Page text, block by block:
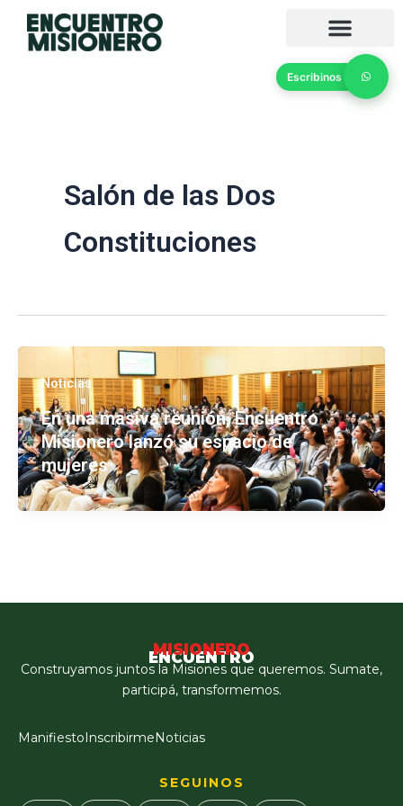
Salón de las Dos
Constituciones
Noticias
En una masiva reunión, Encuentro
Misionero lanzó su espacio de
mujeres
ENCUENTRO
MISIONERO
Construyamos juntos la Misiones que queremos. Sumate,
participá, transformemos.
ManifiestoInscribirmeNoticias
SEGUINOS
Escribinos